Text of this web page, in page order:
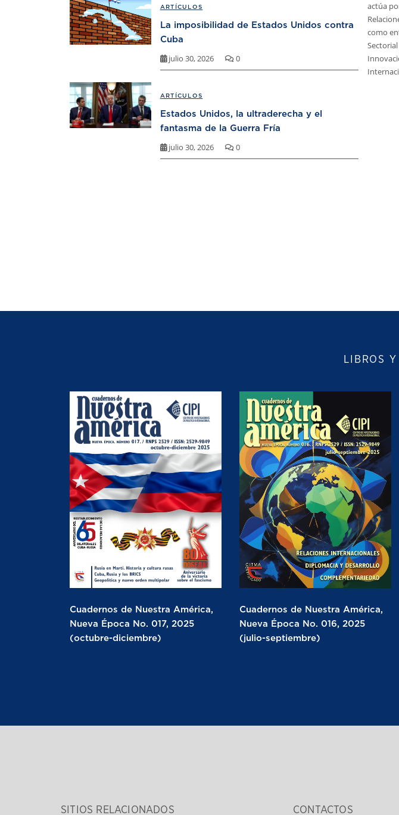
actúa
como
ARTÍCULOS
La imposibilidad de Estados Unidos contra
Cuba
julio 30, 2026 0
ARTÍCULOS
Estados Unidos, la ultraderecha y el
fantasma de la Guerra Fría
julio 30, 2026 0
LIBROS
Cuadernos de Nuestra América,
Nueva Época No. 017, 2025
(octubre-diciembre)
Cuadernos de Nuestra América,
Nueva Época No. 016, 2025
(julio-septiembre)
SITIOS RELACIONADOS CONTACTOS